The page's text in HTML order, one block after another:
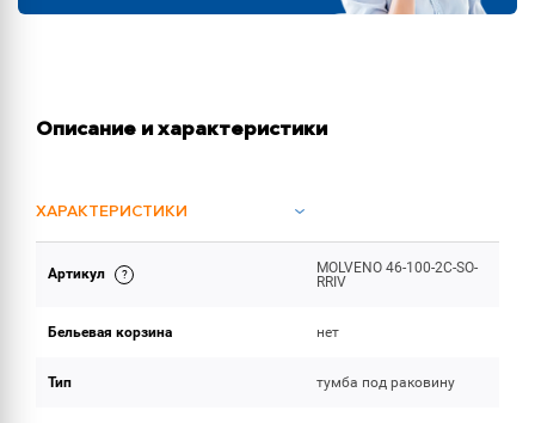
Описание и характеристики
ХАРАКТЕРИСТИКИ
ОБЪЕМ ПОСТАВКИ
Артикул
MOLVENO 46-100-2C-SO-
RRIV
Бельевая корзина нет
Тип тумба под раковину